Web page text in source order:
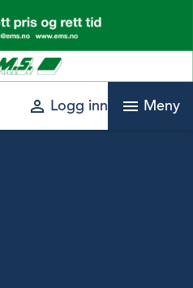
perm_identity Logg inn menu Meny